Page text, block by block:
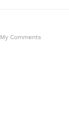
My Comments